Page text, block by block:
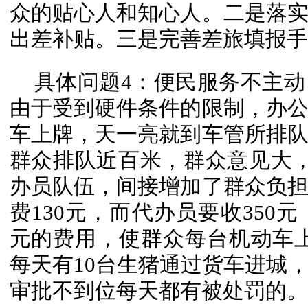
众的贴心人和知心人。二是落
出差补贴。三是完善差旅填报
具体问题4：便民服务不主
由于受到硬件条件的限制，办
车上牌，天一亮就到车管所排
群众排队近百米，群众意见大
办员队伍，间接增加了群众负
费130元，而代办员要收350元
元的费用，使群众每台机动车
每天有10台生猪通过货车进城
审批不到位每天都有被处罚的。